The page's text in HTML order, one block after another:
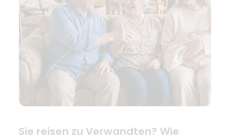
Sie reisen zu Verwandten? Wie